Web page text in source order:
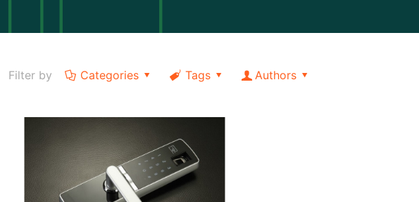
Filter by Categories Tags Authors